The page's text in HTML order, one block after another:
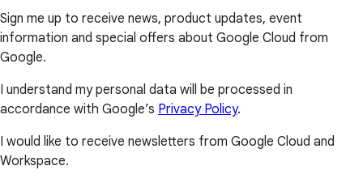
Sign me up to receive news, product updates, event
information and special offers about Google Cloud from
Google.
I understand my personal data will be processed in
accordance with Google’s Privacy Policy.
I would like to receive newsletters from Google Cloud and
Workspace.